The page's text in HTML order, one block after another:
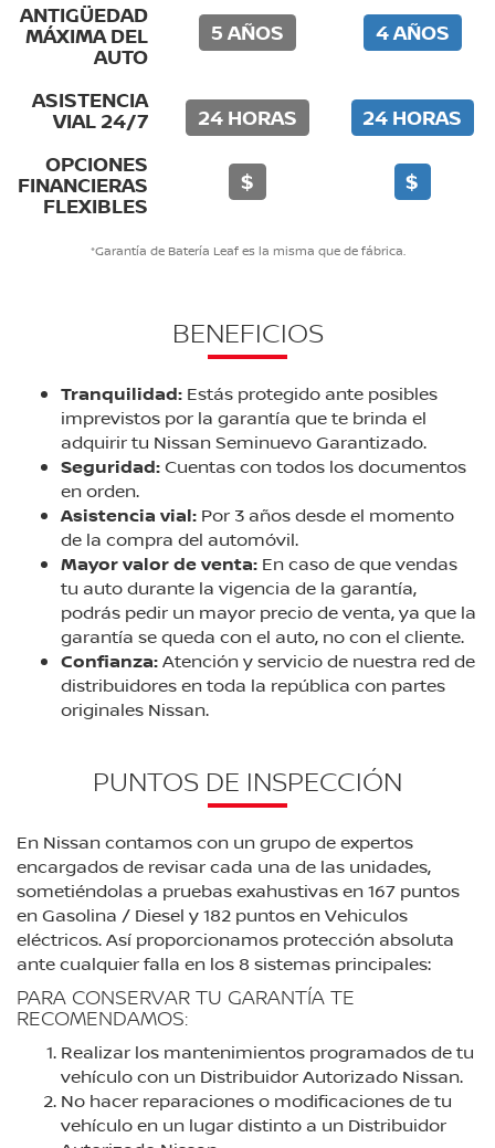
ANTIGÜEDAD
MÁXIMA DEL
AUTO
5 AÑOS 4 AÑOS
ASISTENCIA
VIAL 24/7 24 HORAS
24 HORAS
OPCIONES
FINANCIERAS
FLEXIBLES
$ $
*Garantía de Batería Leaf es la misma que de fábrica.
BENEFICIOS
Tranquilidad: Estás protegido ante posibles
imprevistos por la garantía que te brinda el
adquirir tu Nissan Seminuevo Garantizado.
Seguridad:Cuentas con todos los documentos
en orden.
Asistencia vial: Por 3 años desde el momento
de la compra del automóvil.
Mayor valor de venta: En caso de que vendas
tu auto durante la vigencia de la garantía,
podrás pedir un mayor precio de venta, ya que la
garantía se queda con el auto, no con el cliente.
Confianza:Atención y servicio de nuestra red de
distribuidores en toda la república con partes
originales Nissan.
PUNTOS DE INSPECCIÓN
En Nissan contamos con un grupo de expertos
encargados de revisar cada una de las unidades,
sometiéndolas a pruebas exahustivas en 167 puntos
en Gasolina / Diesel y 182 puntos en Vehiculos
eléctricos. Así proporcionamos protección absoluta
ante cualquier falla en los 8 sistemas principales:
PARA CONSERVAR TU GARANTÍA TE
RECOMENDAMOS:
Realizar los mantenimientos programados de tu
vehículo con un Distribuidor Autorizado Nissan.
No hacer reparaciones o modificaciones de tu
vehículo en un lugar distinto a un Distribuidor